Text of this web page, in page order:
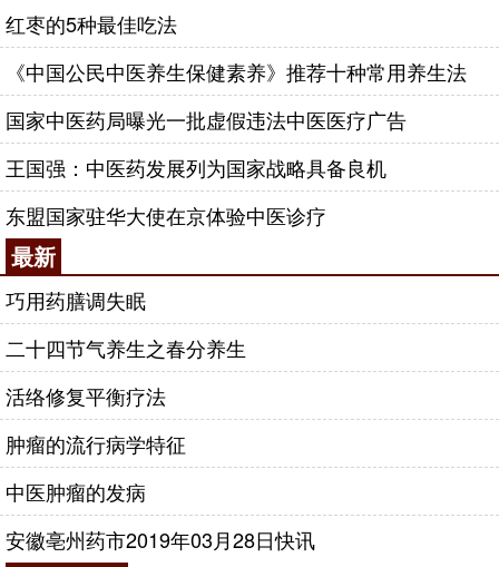
红枣的5种最佳吃法
《中国公民中医养生保健素养》推荐十种常用养生法
国家中医药局曝光一批虚假违法中医医疗广告
王国强：中医药发展列为国家战略具备良机
东盟国家驻华大使在京体验中医诊疗
最新
巧用药膳调失眠
二十四节气养生之春分养生
活络修复平衡疗法
肿瘤的流行病学特征
中医肿瘤的发病
安徽亳州药市2019年03月28日快讯